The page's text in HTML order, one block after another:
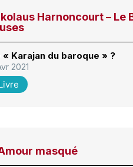
Harnoncourt – Le
« Karajan du baroque » ?
2021
masqué